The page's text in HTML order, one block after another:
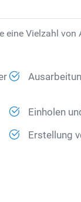
Vielzahl
Einholen
Erstellung